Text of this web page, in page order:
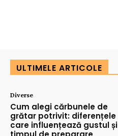
ULTIMELE ARTICOLE
Diverse
Cum alegi cărbunele de
grătar potrivit: diferențele
care influențează gustul și